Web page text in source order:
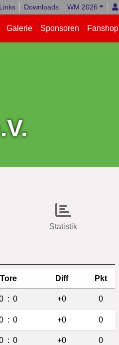
Links Downloads WM 2026
Galerie Sponsoren Fanshop
Statistik
Tore Diff Pkt
: 0 +0 0
: 0 +0 0
: 0 +0 0